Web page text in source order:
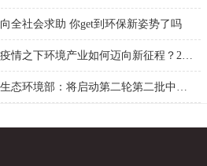
向全社会求助 你get到环保新姿势了吗
疫情之下环境产业如何迈向新征程？2020环境企业家媒体见面会在京召开
生态环境部：将启动第二轮第二批中央环保督察！@企业赶紧对照自查，加强环保规范化管理！